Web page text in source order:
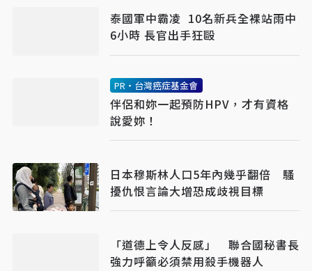
泰國軍中霸凌 10名新兵全裸站雨中
6小時 長官出手狂毆
PR・台灣癌症基金會
伴侶和妳一起預防HPV，才有資格
說愛妳！
日本穆斯林人口5年內幾乎翻倍 騷
擾仇恨言論大增恐成歧視目標
「道德上令人反感」 聯合國秘書長
強力呼籲必須禁用殺手機器人